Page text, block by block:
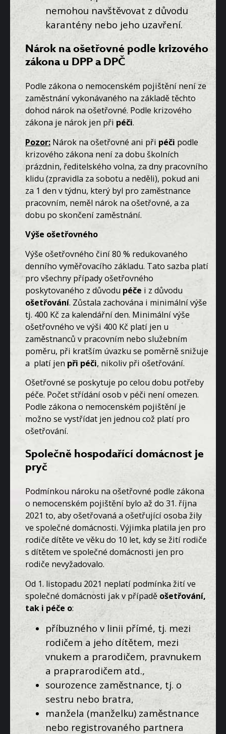
nemohou navštěvovat z důvodu
karantény nebo jeho uzavření.
Nárok na ošetřovné podle krizového
zákona u DPP a DPČ
Podle zákona o nemocenském pojištění není ze
zaměstnání vykonávaného na základě těchto
dohod nárok na ošetřovné. Podle krizového
zákona je nárok jen při péči.
Pozor: Nárok na ošetřovné ani při péči podle
krizového zákona není za dobu školních
prázdnin, ředitelského volna, za dny pracovního
klidu (zpravidla za sobotu a neděli), pokud ani
za 1 den v týdnu, který byl pro zaměstnance
pracovním, neměl nárok na ošetřovné, a za
dobu po skončení zaměstnání.
Výše ošetřovného
Výše ošetřovného činí 80 % redukovaného
denního vyměřovacího základu. Tato sazba platí
pro všechny případy ošetřovného
poskytovaného z důvodu péče i z důvodu
ošetřování. Zůstala zachována i minimální výše
tj. 400 Kč za kalendářní den. Minimální výše
ošetřovného ve výši 400 Kč platí jen u
zaměstnanců v pracovním nebo služebním
poměru, při kratším úvazku se poměrně snižuje
a platí jen při péči, nikoliv při ošetřování.
Ošetřovné se poskytuje po celou dobu potřeby
péče. Počet střídání osob v péči není omezen.
Podle zákona o nemocenském pojištění je
možno se vystřídat jen jednou což platí pro
ošetřování.
Společně hospodařící domácnost je
pryč
Podmínkou nároku na ošetřovné podle zákona
o nemocenském pojištění bylo až do 31. října
2021 to, aby ošetřovaná a ošetřující osoba žily
ve společné domácnosti. Výjimka platila jen pro
rodiče dítěte ve věku do 10 let, kdy se žití rodiče
s dítětem ve společné domácnosti jen pro
rodiče nevyžadovalo.
Od 1. listopadu 2021 neplatí podmínka žití ve
společné domácnosti jak v případě ošetřování,
tak i péče o:
příbuzného v linii přímé, tj. mezi
rodičem a jeho dítětem, mezi
vnukem a prarodičem, pravnukem
a praprarodičem atd.,
sourozence zaměstnance, tj. o
sestru nebo bratra,
manžela (manželku) zaměstnance
nebo registrovaného partnera